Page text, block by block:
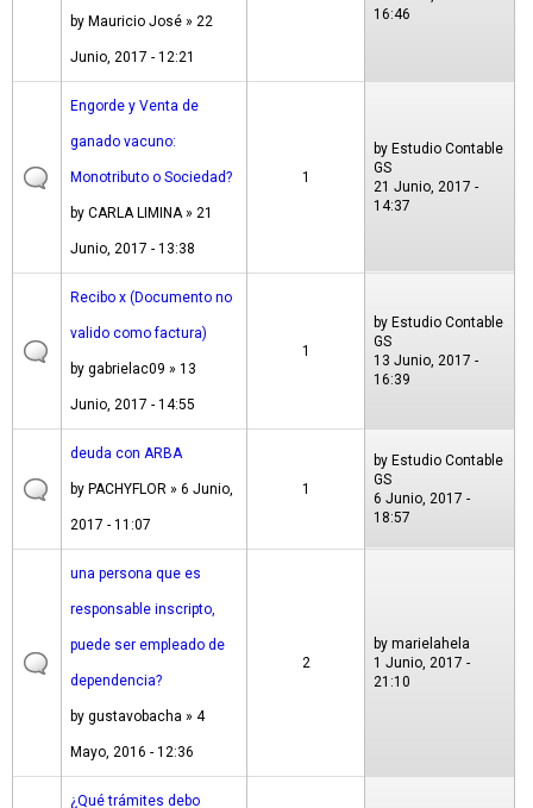
by Mauricio José » 22
Junio, 2017 - 12:21
16:46
Engorde y Venta de
ganado vacuno:
Monotributo o Sociedad?
by CARLA LIMINA» 21
Junio, 2017 - 13:38
1
by Estudio Contable
GS
21 Junio, 2017 -
14:37
Recibo x (Documento no
valido como factura)
by gabrielac09 » 13
Junio, 2017 - 14:55
1
by Estudio Contable
GS
13 Junio, 2017 -
16:39
deuda con ARBA
by PACHYFLOR » 6 Junio,
2017 - 11:07
1
by Estudio Contable
GS
6 Junio, 2017 -
18:57
una persona que es
responsable inscripto,
puede ser empleado de
dependencia?
by gustavobacha » 4
Mayo, 2016 - 12:36
2
by marielahela
1 Junio, 2017 -
21:10
¿Qué trámites debo